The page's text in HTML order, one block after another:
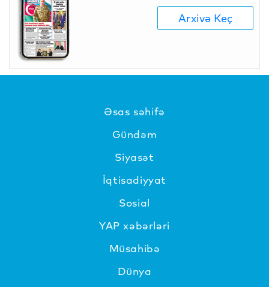
Arxivə Keç
Əsas səhifə
Gündəm
Siyasət
İqtisadiyyat
Sosial
YAP xəbərləri
Müsahibə
Dünya